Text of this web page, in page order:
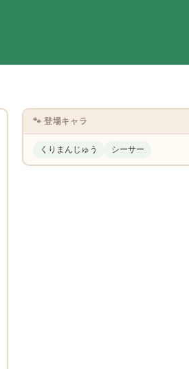
🐾 登場キャラ
くりまんじゅう シーサー